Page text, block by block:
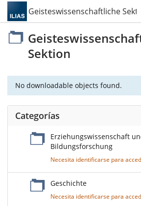
Geisteswissenschaftliche
Sektion
No downloadable objects found.
Categorías
Erziehungswissenschaft
Bildungsforschung
Necesita identificarse para
Geschichte
Necesita identificarse para